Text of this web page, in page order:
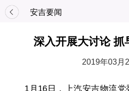
安吉要闻
深入开展大讨论 抓
2019年03月
1月16日，上汽安吉物流党